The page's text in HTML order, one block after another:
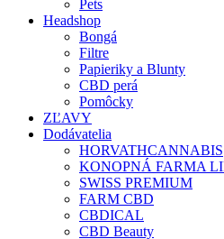
Pets
Headshop
Bongá
Filtre
Papieriky a Blunty
CBD perá
Pomôcky
ZĽAVY
Dodávatelia
HORVATHCANNABIS
KONOPNÁ FARMA
SWISS PREMIUM
FARM CBD
CBDICAL
CBD Beauty